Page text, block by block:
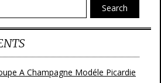
Search
A Champagne Modéle Picardie